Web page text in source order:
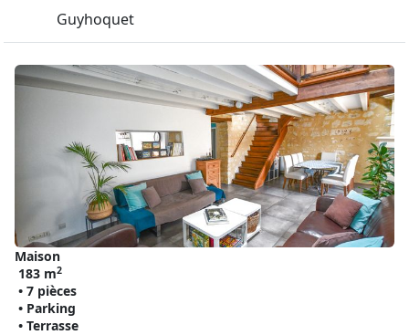
Guyhoquet
Maison
183 m2
• 7 pièces
• Parking
• Terrasse